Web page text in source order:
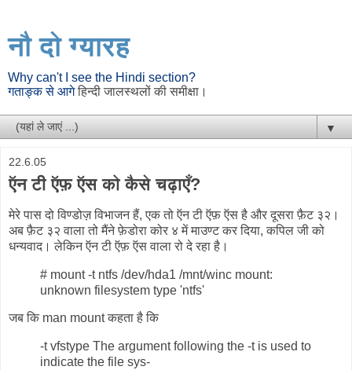
नौ दो ग्यारह
Why can't I see the Hindi section?
गताङ्क से आगेहिन्दी जालस्थलों की समीक्षा।
▼
22.6.05
ऍन टी ऍफ़ ऍस को कैसे चढ़ाएँ?
मेरे पास दो विण्डोज़ विभाजन हैं, एक तो ऍन टी ऍफ़ ऍस है और दूसरा फ़ैट ३२।
अब फ़ैट ३२ वाला तो मैंने फ़ेडोरा कोर ४ में माउण्ट कर दिया, कपिल जी को
धन्यवाद। लेकिन ऍन टी ऍफ़ ऍस वाला रो दे रहा है।
# mount -t ntfs /dev/hda1 /mnt/winc mount:
unknown filesystem type 'ntfs'
जब कि man mount कहता है कि
-t vfstype The argument following the -t is used to
indicate the file sys-